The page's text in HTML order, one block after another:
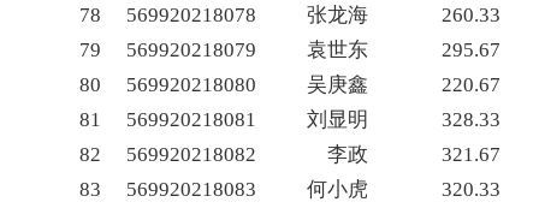
78
569920218078 张龙海
260.33
79
569920218079 袁世东
295.67
80
569920218080 吴庚鑫
220.67
81
569920218081 刘显明
328.33
82
569920218082 李政
321.67
83
569920218083 何小虎
320.33